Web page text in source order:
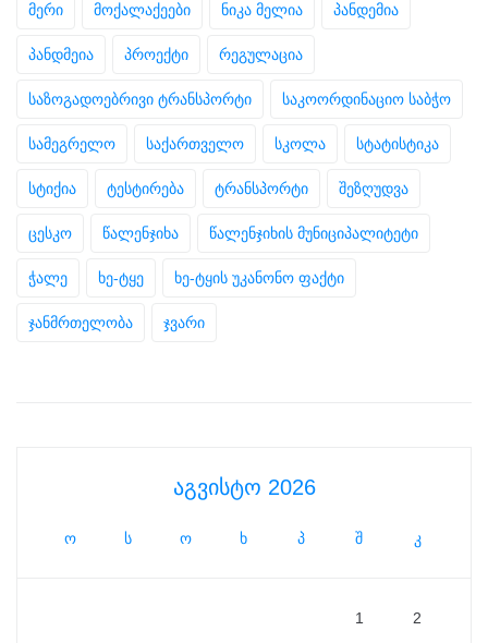
მერი მოქალაქეები ნიკა მელია პანდემია
პანდმეია პროექტი რეგულაცია
საზოგადოებრივი ტრანსპორტი საკოორდინაციო საბჭო
სამეგრელო საქართველო სკოლა სტატისტიკა
სტიქია ტესტირება ტრანსპორტი შეზღუდვა
ცესკო წალენჯიხა წალენჯიხის მუნიციპალიტეტი
ჭალე ხე-ტყე ხე-ტყის უკანონო ფაქტი
ჯანმრთელობა ჯვარი
აგვისტო 2026
ო ს ო ხ პ შ კ
1 2